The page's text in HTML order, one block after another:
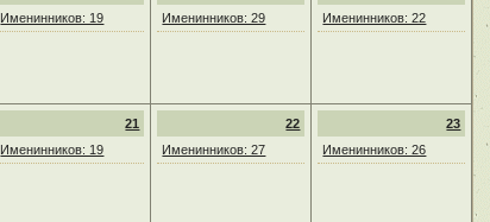
Именинников: 19
Именинников: 29
Именинников: 22
21
Именинников: 19
22
Именинников: 27
23
Именинников: 26